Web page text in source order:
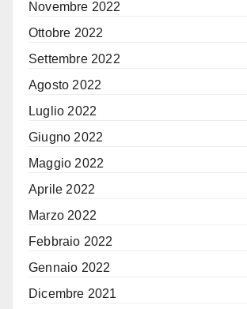
Novembre 2022
Ottobre 2022
Settembre 2022
Agosto 2022
Luglio 2022
Giugno 2022
Maggio 2022
Aprile 2022
Marzo 2022
Febbraio 2022
Gennaio 2022
Dicembre 2021